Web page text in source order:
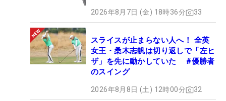
2026年8月7日 (金) 18時36分 33
スライスが止まらない人へ！ 全英
女王・桑木志帆は切り返しで「左ヒ
ザ」を先に動かしていた #優勝者
のスイング
2026年8月8日 (土) 12時00分 32